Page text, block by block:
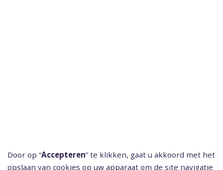
Door op “Accepteren” te klikken, gaat u akkoord met het
opslaan van cookies op uw apparaat om de site navigatie